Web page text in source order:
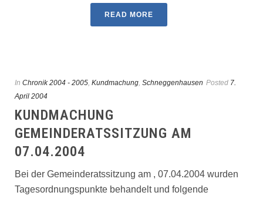
READ MORE
In Chronik 2004 - 2005 Kundmachung Schneggenhausen Posted 7.
April 2004
KUNDMACHUNG
GEMEINDERATSSITZUNG AM
07.04.2004
Bei der Gemeinderatssitzung am , 07.04.2004 wurden
Tagesordnungspunkte behandelt und folgende